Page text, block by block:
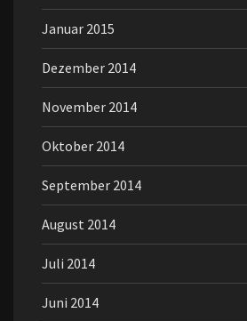
Januar 2015
Dezember 2014
November 2014
Oktober 2014
September 2014
August 2014
Juli 2014
Juni 2014